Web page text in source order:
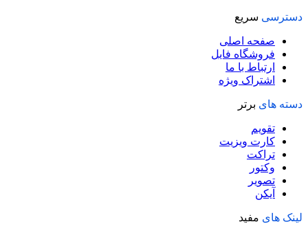
دسترسی سریع
صفحه اصلی
فروشگاه فایل
ارتباط با ما
اشتراک ویژه
دسته های برتر
تقویم
کارت ویزیت
تراکت
وکتور
تصویر
آیکن
لینک های مفید